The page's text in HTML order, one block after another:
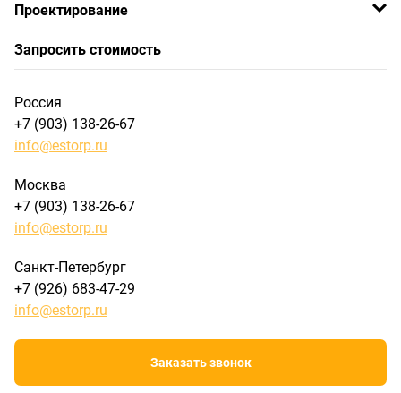
Проектирование
Запросить стоимость
Россия
+7 (903) 138-26-67
info@estorp.ru
Москва
+7 (903) 138-26-67
info@estorp.ru
Санкт-Петербург
+7 (926) 683-47-29
info@estorp.ru
Заказать звонок